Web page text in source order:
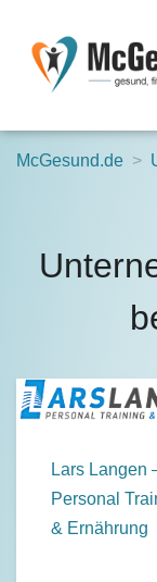
McGesund.de
Lars Langen
Personal
& Ernährung